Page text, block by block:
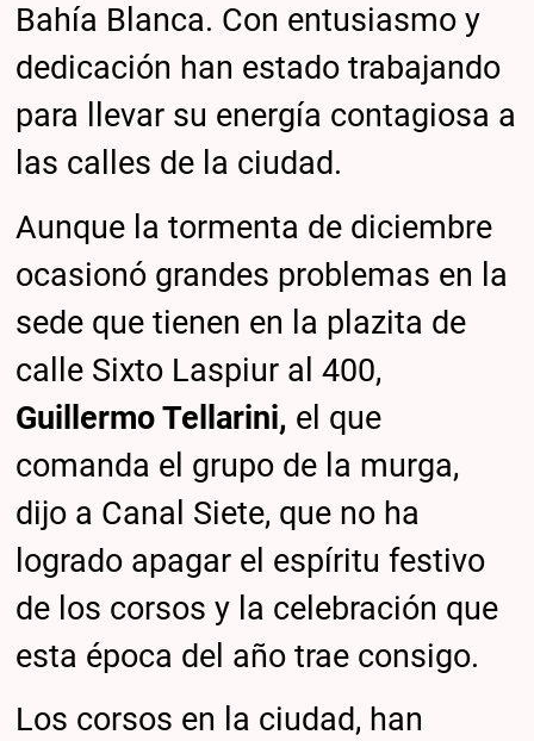
Bahía Blanca. Con entusiasmo y
dedicación han estado trabajando
para llevar su energía contagiosa a
las calles de la ciudad.
Aunque la tormenta de diciembre
ocasionó grandes problemas en la
sede que tienen en la plazita de
calle Sixto Laspiur al 400,
Guillermo Tellarini, el que
comanda el grupo de la murga,
dijo a Canal Siete, que no ha
logrado apagar el espíritu festivo
de los corsos y la celebración que
esta época del año trae consigo.
Los corsos en la ciudad, han